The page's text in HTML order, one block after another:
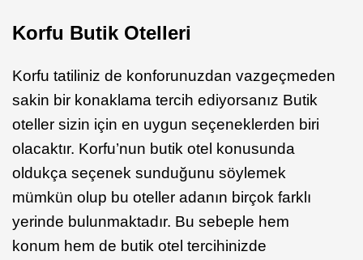
Korfu Butik Otelleri
Korfu tatiliniz de konforunuzdan vazgeçmeden
sakin bir konaklama tercih ediyorsanız Butik
oteller sizin için en uygun seçeneklerden biri
olacaktır. Korfu’nun butik otel konusunda
oldukça seçenek sunduğunu söylemek
mümkün olup bu oteller adanın birçok farklı
yerinde bulunmaktadır. Bu sebeple hem
konum hem de butik otel tercihinizde